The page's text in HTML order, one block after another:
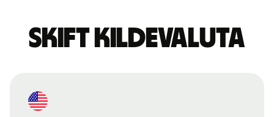
Skift kildevaluta